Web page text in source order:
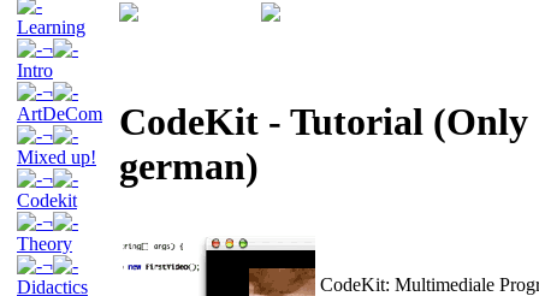
Learning
¬
Intro
¬
ArtDeCom
¬
Mixed up!
¬
Codekit
¬
Theory
¬
Didactics
CodeKit - Tutorial (Only
german)
CodeKit: Multimediale